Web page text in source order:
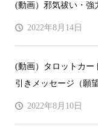
(動画）邪気祓い・強
2022年8月14日
(動画）タロットカー
引きメッセージ（願
2022年8月10日